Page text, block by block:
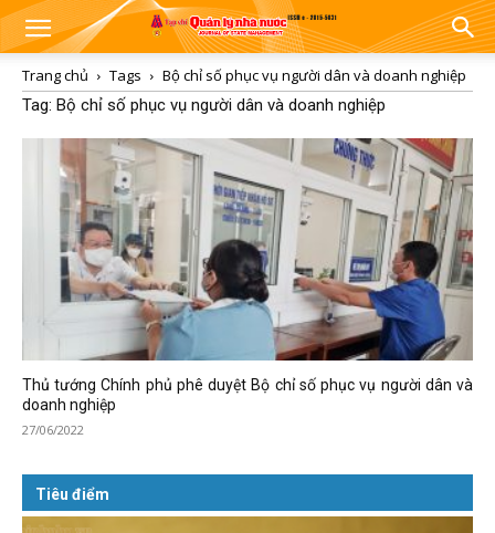
Trang chủ Tags
Bộ chỉ số phục vụ người dân và doanh nghiệp
Tag: Bộ chỉ số phục vụ người dân và doanh nghiệp
Thủ tướng Chính phủ phê duyệt Bộ chỉ số phục vụ người dân và
doanh nghiệp
27/06/2022
Tiêu điểm